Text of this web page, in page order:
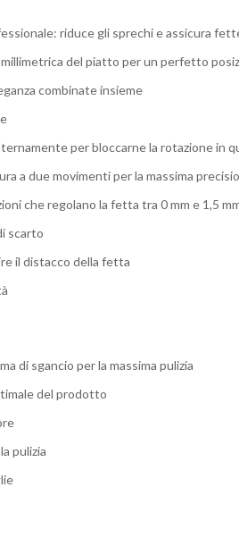
riduce gli sprechi e assicura
del piatto per un perfetto
combinate insieme
per bloccarne la rotazione in
a due movimenti per la massima
che regolano la fetta tra 0 mm e 1,5
scarto
il distacco della fetta
di sgancio per la massima pulizia
del prodotto
pulizia